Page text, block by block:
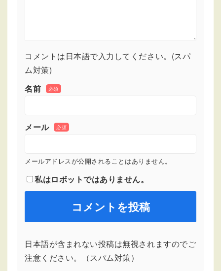
コメントは日本語で入力してください。(スパ
ム対策)
名前
必須
メール 必須
メールアドレスが公開されることはありません。
私はロボットではありません。
日本語が含まれない投稿は無視されますのでご
注意ください。（スパム対策）